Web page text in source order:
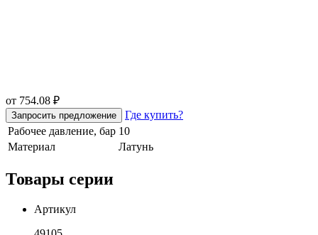
от 754.08 ₽
Запросить предложение
Где купить?
Рабочее давление, бар 10
Материал
Латунь
Товары серии
Артикул